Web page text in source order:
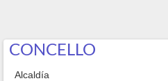
CONCELLO
Alcaldía